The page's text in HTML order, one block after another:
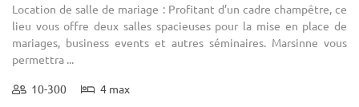
Location de salle de mariage : Profitant d’un cadre champêtre, ce
lieu vous offre deux salles spacieuses pour la mise en place de
mariages, business events et autres séminaires. Marsinne vous
permettra ...
10-300 4 max